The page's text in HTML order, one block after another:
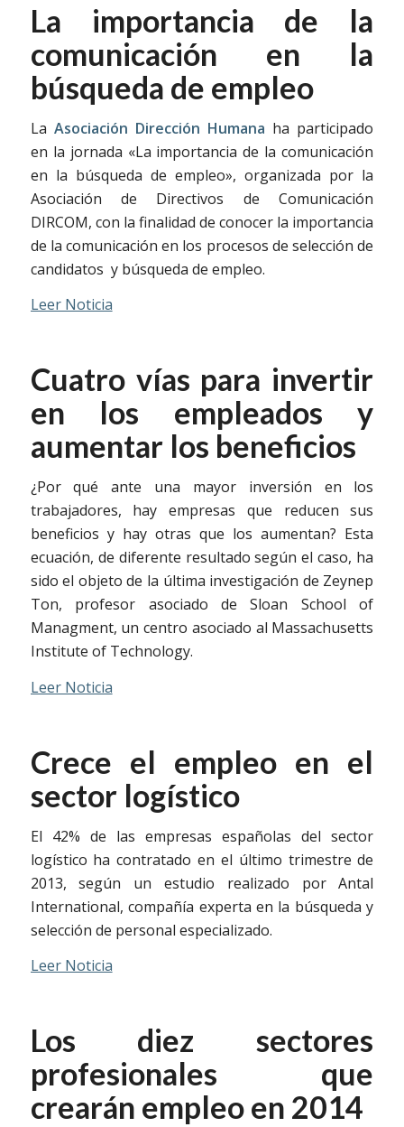
La importancia de la
comunicación en la
búsqueda de empleo
La Asociación Dirección Humana ha participado
en la jornada «La importancia de la comunicación
en la búsqueda de empleo», organizada por la
Asociación de Directivos de Comunicación
DIRCOM, con la finalidad de conocer la importancia
de la comunicación en los procesos de selección de
candidatos y búsqueda de empleo.
Leer Noticia
Cuatro vías para invertir
en los empleados y
aumentar los beneficios
¿Por qué ante una mayor inversión en los
trabajadores, hay empresas que reducen sus
beneficios y hay otras que los aumentan? Esta
ecuación, de diferente resultado según el caso, ha
sido el objeto de la última investigación de Zeynep
Ton, profesor asociado de Sloan School of
Managment, un centro asociado al Massachusetts
Institute of Technology.
Leer Noticia
Crece el empleo en el
sector logístico
El 42% de las empresas españolas del sector
logístico ha contratado en el último trimestre de
2013, según un estudio realizado por Antal
International, compañía experta en la búsqueda y
selección de personal especializado.
Leer Noticia
Los diez sectores
profesionales que
crearán empleo en 2014